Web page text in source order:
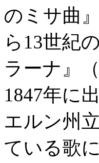
のミサ曲
ら13世紀
ラーナ』
1847年に
エルン州
ている歌